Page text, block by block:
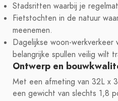
Stadsritten waarbij je
Fietstochten in de natuur
meenemen.
Dagelijkse woon-
belangrijke spullen veilig wilt
Ontwerp en
Met een afmeting van 32L x
een gewicht van slechts 1,8